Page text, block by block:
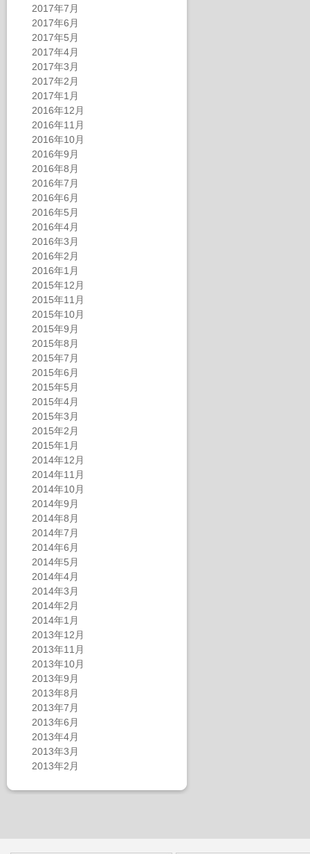
2017年7月
2017年6月
2017年5月
2017年4月
2017年3月
2017年2月
2017年1月
2016年12月
2016年11月
2016年10月
2016年9月
2016年8月
2016年7月
2016年6月
2016年5月
2016年4月
2016年3月
2016年2月
2016年1月
2015年12月
2015年11月
2015年10月
2015年9月
2015年8月
2015年7月
2015年6月
2015年5月
2015年4月
2015年3月
2015年2月
2015年1月
2014年12月
2014年11月
2014年10月
2014年9月
2014年8月
2014年7月
2014年6月
2014年5月
2014年4月
2014年3月
2014年2月
2014年1月
2013年12月
2013年11月
2013年10月
2013年9月
2013年8月
2013年7月
2013年6月
2013年4月
2013年3月
2013年2月